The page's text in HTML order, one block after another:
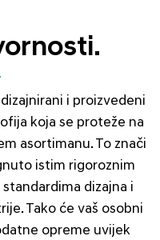
i proizvedeni
koja se proteže na
asortimanu. To znači
istim rigoroznim
dizajna i
Tako će vaš osobni
opreme uvijek